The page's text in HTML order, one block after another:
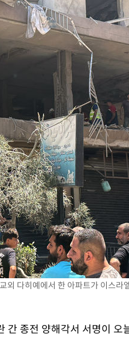
명 사망
뇨"-- CDC
련 압수수색
관위 등 9곳
승 출발
장
개장
상, 3명은 중
슘섬에서 두차
세, 120일 후
다히예에서 한 아파트가 이스라
간 종전 양해각서 서명이